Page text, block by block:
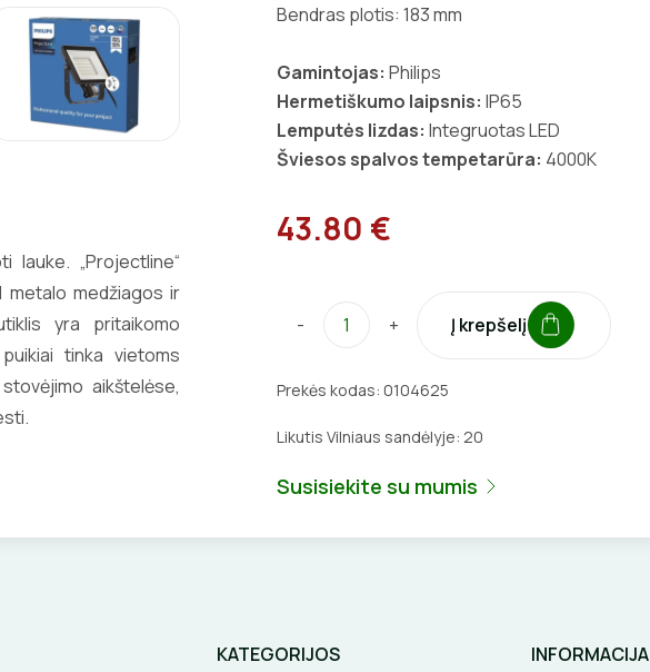
lauke. „Projectline“
medžiagos ir
yra pritaikomo
tinka vietoms
aikštelėse,
Bendras plotis: 183 mm
Gamintojas: Philips
Hermetiškumo laipsnis: IP65
Lemputės lizdas: Integruotas LED
Šviesos spalvos tempetarūra: 4000K
43.80 €
- + Į krepšelį
Prekės kodas: 0104625
Likutis Vilniaus sandėlyje: 20
Susisiekite su mumis
KATEGORIJOS INFORMACIJA